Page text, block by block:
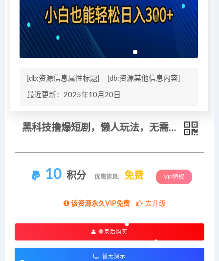
[db:资源信息属性标题] [db:资源其他信息内容]
最近更新：2025年10月20日
黑科技撸爆短剧，懒人玩法，无需剪辑，一键生成，秒过原创，小白也能轻松日入1k
10 积分 优惠信息: 免费 VIP特权
该资源永久VIP免费 去升级
登录后购买
暂无演示